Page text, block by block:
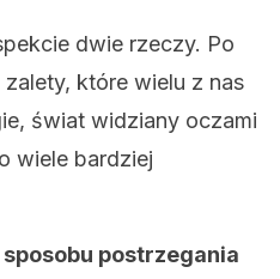
dwie rzeczy. Po
które wielu z nas
świat widziany oczami
wiele bardziej
postrzegania